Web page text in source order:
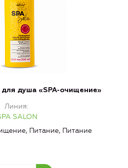
душа «SPA-очищение»
Линия
SALON
Питание, Питание